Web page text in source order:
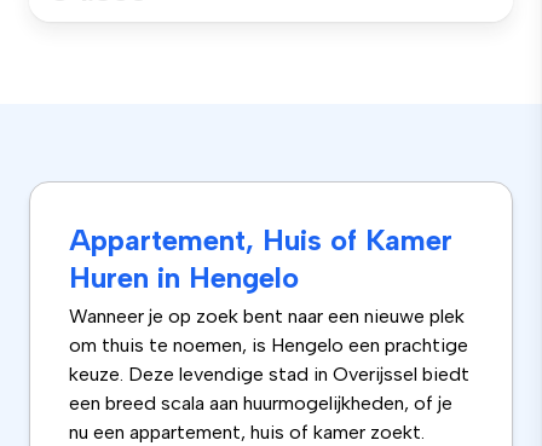
Appartement, Huis of Kamer
Huren in Hengelo
Wanneer je op zoek bent naar een nieuwe plek
om thuis te noemen, is Hengelo een prachtige
keuze. Deze levendige stad in Overijssel biedt
een breed scala aan huurmogelijkheden, of je
nu een appartement, huis of kamer zoekt.